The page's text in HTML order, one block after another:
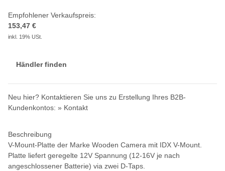
Empfohlener Verkaufspreis:
153,47 €
inkl. 19% USt.
Händler finden
Neu hier? Kontaktieren Sie uns zu Erstellung Ihres B2B-
Kundenkontos: » Kontakt
Beschreibung
V-Mount-Platte der Marke Wooden Camera mit IDX V-Mount.
Platte liefert geregelte 12V Spannung (12-16V je nach
angeschlossener Batterie) via zwei D-Taps.